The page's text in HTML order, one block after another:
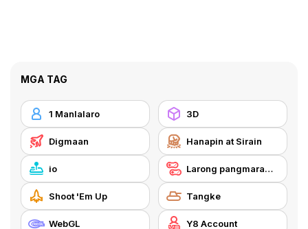
MGA TAG
1 Manlalaro 3D
Digmaan Hanapin at Sirain
io Larong pangmaramihan
Shoot 'Em Up Tangke
WebGL Y8 Account